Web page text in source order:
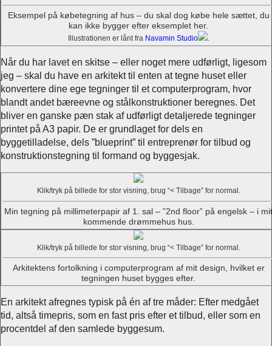
Eksempel på købetegning af hus – du skal dog købe hele sættet, du
kan ikke bygger efter eksemplet her.
Illustrationen er lånt fra Navamin Studio .
Når du har lavet en skitse – eller noget mere udførligt, ligesom
jeg – skal du have en arkitekt til enten at tegne huset eller
konvertere dine ege tegninger til et computerprogram, hvor
blandt andet bæreevne og stålkonstruktioner beregnes. Det
bliver en ganske pæn stak af udførligt detaljerede tegninger
printet på A3 papir. De er grundlaget for dels en
byggetilladelse, dels ”blueprint” til entreprenør for tilbud og
konstruktionstegning til formand og byggesjak.
Klik/tryk på billede for stor visning, brug < Tilbage for normal.
Min tegning på millimeterpapir af 1. sal – ”2nd floor” på engelsk – i mit
kommende drømmehus hus.
Klik/tryk på billede for stor visning, brug < Tilbage for normal.
Arkitektens fortolkning i computerprogram af mit design, hvilket er
tegningen huset bygges efter.
En arkitekt afregnes typisk på én af tre måder: Efter medgået
tid, altså timepris, som en fast pris efter et tilbud, eller som en
procentdel af den samlede byggesum.